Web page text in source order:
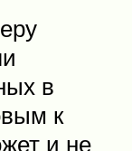
в
к
и не